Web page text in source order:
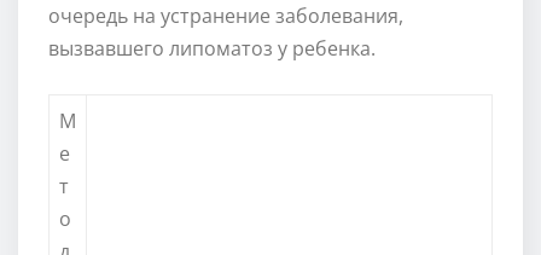
очередь на устранение заболевания,
вызвавшего липоматоз у ребенка.
М
е
т
о